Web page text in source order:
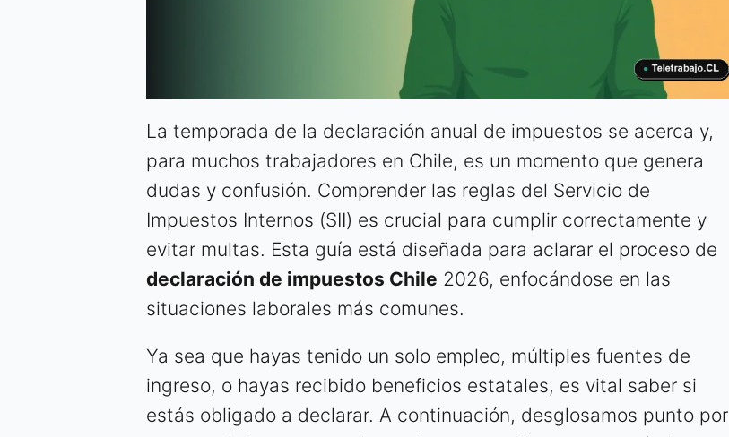
La temporada de la declaración anual de impuestos se acerca y,
para muchos trabajadores en Chile, es un momento que genera
dudas y confusión. Comprender las reglas del Servicio de
Impuestos Internos (SII) es crucial para cumplir correctamente y
evitar multas. Esta guía está diseñada para aclarar el proceso de
declaración de impuestos Chile 2026, enfocándose en las
situaciones laborales más comunes.
Ya sea que hayas tenido un solo empleo, múltiples fuentes de
ingreso, o hayas recibido beneficios estatales, es vital saber si
estás obligado a declarar. A continuación, desglosamos punto por